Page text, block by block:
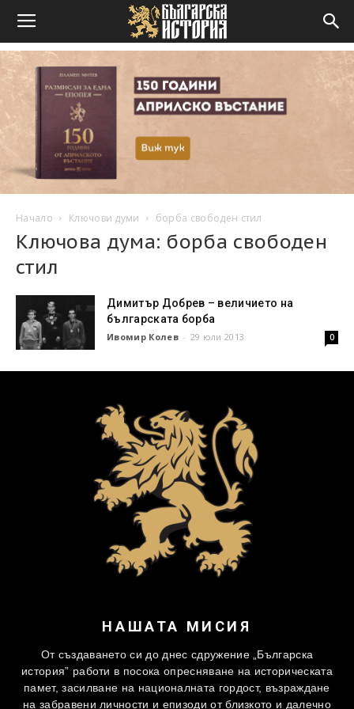
Начало Ключови думи борба свободен стил
Ключова дума: борба свободен
стил
Димитър Добрев – величието на
българската борба
Ивомир Колев - 29 юли 2013 0
НАШАТА МИСИЯ
От създаването си до днес сдружение „Българска
история” работи в посока опресняване на историческата
памет, засилване на националната гордост, възраждане
на забравени личности и епизоди от близкото и далечно